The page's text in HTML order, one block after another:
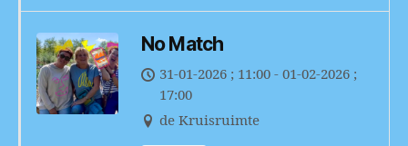
No Match
31-01-2026 ; 11:00 - 01-02-2026 ;
17:00
de Kruisruimte